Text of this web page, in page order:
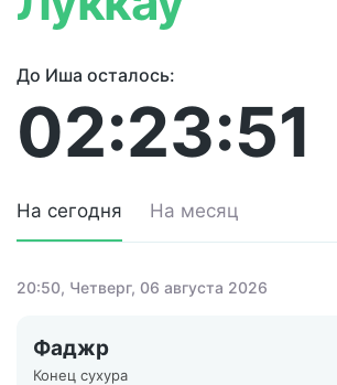
До Иша осталось:
02:23:51
На сегодня На месяц
20:50, Четверг, 06 августа 2026
Фаджр
Конец сухура